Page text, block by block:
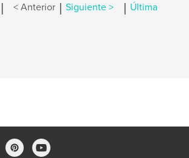
| < Anterior | Siguiente > | Última